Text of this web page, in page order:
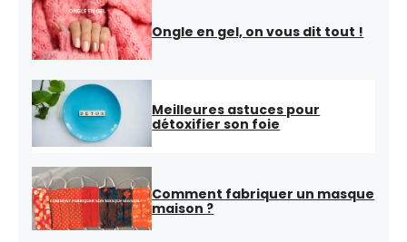
Ongle en gel, on vous dit tout !
Meilleures astuces pour
détoxifier son foie
Comment fabriquer un masque
maison ?